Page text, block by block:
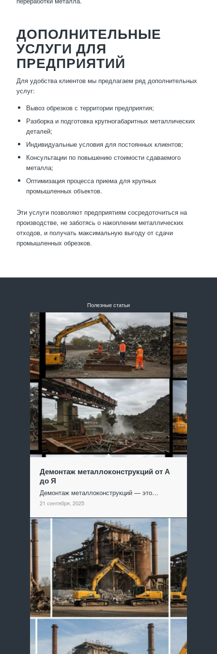
ДОПОЛНИТЕЛЬНЫЕ
УСЛУГИ ДЛЯ
ПРЕДПРИЯТИЙ
Для удобства клиентов мы предлагаем ряд дополнительных
услуг:
Вывоз обрезков с территории предприятия;
Разборка и подготовка крупногабаритных металлических
деталей;
Индивидуальные условия для постоянных клиентов;
Консультации по повышению стоимости сдаваемого
металла;
Оптимизация процесса приема для крупных
промышленных объектов.
Эти услуги позволяют предприятиям сосредоточиться на
производстве, не заботясь о накоплении металлических
отходов, и получать максимальную выгоду от сдачи
промышленных обрезков.
Полезные статьи
Демонтаж металлоконструкций от А
до Я
Демонтаж металлоконструкций — это…
21 сентября, 2025